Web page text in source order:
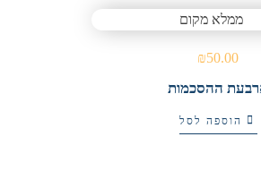
₪50.00
ההסכמות
הוספה לסל